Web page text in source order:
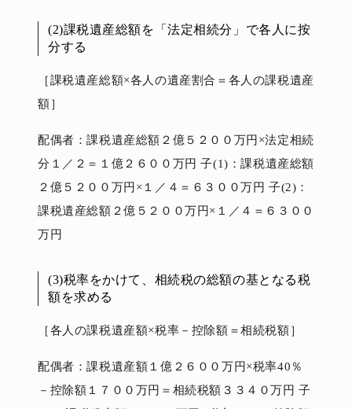
(2)課税遺産総額を「法定相続分」で各人に按
分する
［課税遺産総額×各人の遺産割合＝各人の課税遺産
額］
配偶者：課税遺産総額２億５２００万円×法定相続
分１／２＝１億２６００万円 子(1)：課税遺産総額
２億５２００万円×１／４＝６３００万円 子(2)：
課税遺産総額２億５２００万円×１／４＝６３００
万円
(3)税率をかけて、相続税の総額の基となる税
額を求める
［各人の課税遺産額×税率－控除額＝相続税額］
配偶者：課税遺産額１億２６００万円×税率40％
－控除額１７００万円＝相続税額３３４０万円 子